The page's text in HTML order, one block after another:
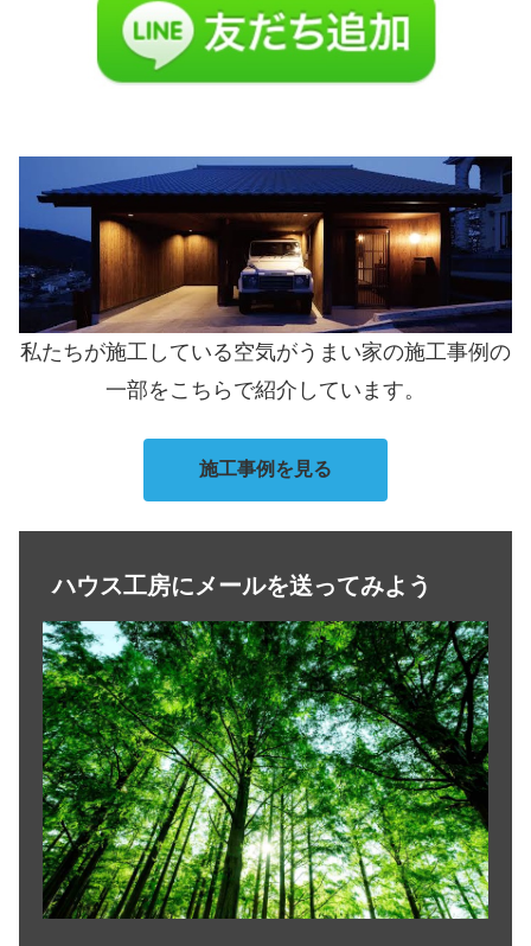
私たちが施工している空気がうまい家の施工事例の
一部をこちらで紹介しています。
施工事例を見る
ハウス工房にメールを送ってみよう